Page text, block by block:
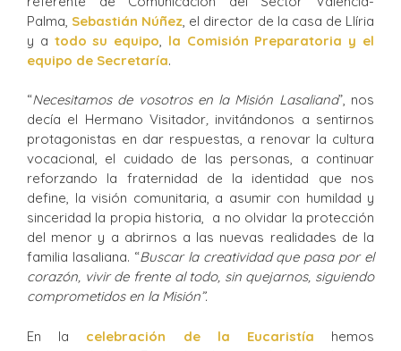
Palma, Sebastián Núñez, el director de la casa de Llíria
y a todo su equipo, la Comisión Preparatoria y el
equipo de Secretaría.
“Necesitamos de vosotros en la Misión Lasaliana”, nos
decía el Hermano Visitador, invitándonos a sentirnos
protagonistas en dar respuestas, a renovar la cultura
vocacional, el cuidado de las personas, a continuar
reforzando la fraternidad de la identidad que nos
define, la visión comunitaria, a asumir con humildad y
sinceridad la propia historia, a no olvidar la protección
del menor y a abrirnos a las nuevas realidades de la
familia lasaliana. “Buscar la creatividad que pasa por el
corazón, vivir de frente al todo, sin quejarnos, siguiendo
comprometidos en la Misión”.
En la celebración de la Eucaristía hemos